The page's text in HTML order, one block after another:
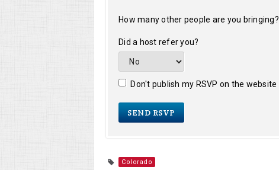
How many other people are you bringing?
Did a host refer you?
Don't publish my RSVP on the website
Colorado